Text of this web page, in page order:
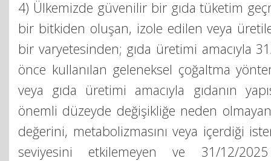
4) Ülkemizde güvenilir bir gıda tüketim
bir bitkiden oluşan, izole edilen veya
bir varyetesinden; gıda üretimi amacıyla
önce kullanılan geleneksel çoğaltma
veya gıda üretimi amacıyla gıdanın
önemli düzeyde değişikliğe neden
değerini, metabolizmasını veya içerdiği
seviyesini etkilemeyen ve 31/12/